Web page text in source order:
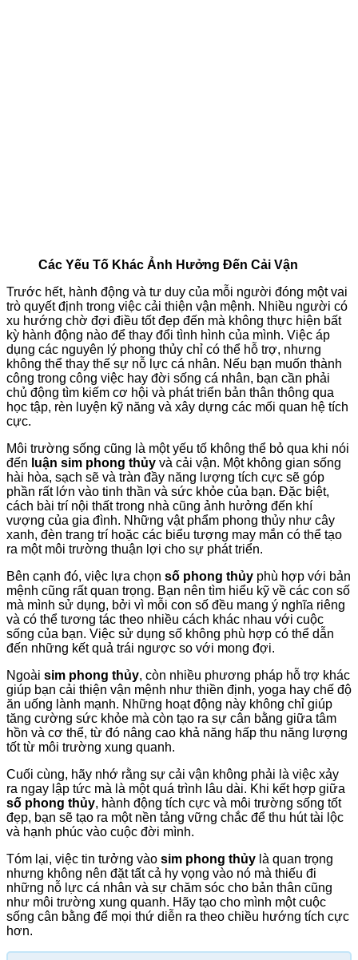
Các Yếu Tố Khác Ảnh Hưởng Đến Cải Vận
Trước hết, hành động và tư duy của mỗi người đóng một vai
trò quyết định trong việc cải thiện vận mệnh. Nhiều người có
xu hướng chờ đợi điều tốt đẹp đến mà không thực hiện bất
kỳ hành động nào để thay đổi tình hình của mình. Việc áp
dụng các nguyên lý phong thủy chỉ có thể hỗ trợ, nhưng
không thể thay thế sự nỗ lực cá nhân. Nếu bạn muốn thành
công trong công việc hay đời sống cá nhân, bạn cần phải
chủ động tìm kiếm cơ hội và phát triển bản thân thông qua
học tập, rèn luyện kỹ năng và xây dựng các mối quan hệ tích
cực.
Môi trường sống cũng là một yếu tố không thể bỏ qua khi nói
đến luận sim phong thủy và cải vận. Một không gian sống
hài hòa, sạch sẽ và tràn đầy năng lượng tích cực sẽ góp
phần rất lớn vào tinh thần và sức khỏe của bạn. Đặc biệt,
cách bài trí nội thất trong nhà cũng ảnh hưởng đến khí
vượng của gia đình. Những vật phẩm phong thủy như cây
xanh, đèn trang trí hoặc các biểu tượng may mắn có thể tạo
ra một môi trường thuận lợi cho sự phát triển.
Bên cạnh đó, việc lựa chọn số phong thủy phù hợp với bản
mệnh cũng rất quan trọng. Bạn nên tìm hiểu kỹ về các con số
mà mình sử dụng, bởi vì mỗi con số đều mang ý nghĩa riêng
và có thể tương tác theo nhiều cách khác nhau với cuộc
sống của bạn. Việc sử dụng số không phù hợp có thể dẫn
đến những kết quả trái ngược so với mong đợi.
Ngoài sim phong thủy, còn nhiều phương pháp hỗ trợ khác
giúp bạn cải thiện vận mệnh như thiền định, yoga hay chế độ
ăn uống lành mạnh. Những hoạt động này không chỉ giúp
tăng cường sức khỏe mà còn tạo ra sự cân bằng giữa tâm
hồn và cơ thể, từ đó nâng cao khả năng hấp thu năng lượng
tốt từ môi trường xung quanh.
Cuối cùng, hãy nhớ rằng sự cải vận không phải là việc xảy
ra ngay lập tức mà là một quá trình lâu dài. Khi kết hợp giữa
số phong thủy, hành động tích cực và môi trường sống tốt
đẹp, bạn sẽ tạo ra một nền tảng vững chắc để thu hút tài lộc
và hạnh phúc vào cuộc đời mình.
Tóm lại, việc tin tưởng vào sim phong thủy là quan trọng
nhưng không nên đặt tất cả hy vọng vào nó mà thiếu đi
những nỗ lực cá nhân và sự chăm sóc cho bản thân cũng
như môi trường xung quanh. Hãy tạo cho mình một cuộc
sống cân bằng để mọi thứ diễn ra theo chiều hướng tích cực
hơn.